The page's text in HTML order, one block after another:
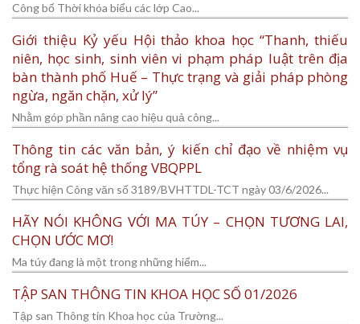
Công bố Thời khóa biểu các lớp Cao...
Giới thiệu Kỷ yếu Hội thảo khoa học “Thanh, thiếu
niên, học sinh, sinh viên vi phạm pháp luật trên địa
bàn thành phố Huế – Thực trạng và giải pháp phòng
ngừa, ngăn chặn, xử lý”
Nhằm góp phần nâng cao hiệu quả công...
Thông tin các văn bản, ý kiến chỉ đạo về nhiệm vụ
tổng rà soát hệ thống VBQPPL
Thực hiện Công văn số 3189/BVHTTDL-TCT ngày 03/6/2026...
HÃY NÓI KHÔNG VỚI MA TÚY – CHỌN TƯƠNG LAI,
CHỌN ƯỚC MƠ!
Ma túy đang là một trong những hiểm...
TẬP SAN THÔNG TIN KHOA HỌC SỐ 01/2026
Tập san Thông tin Khoa học của Trường...